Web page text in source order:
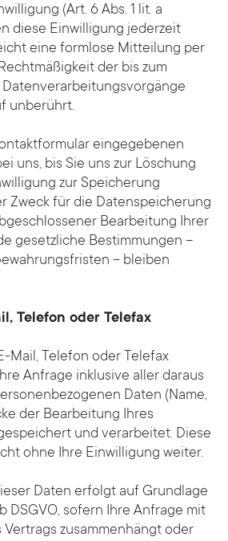
(Art. 6 Abs. 1 lit. a
diese Einwilligung jederzeit
eine formlose Mitteilung per
der bis zum
unberührt.
eingegebenen
uns, bis Sie uns zur Löschung
zur Speicherung
Zweck für die Datenspeicherung
Bearbeitung Ihrer
gesetzliche Bestimmungen –
– bleiben
Telefon oder Telefax
Mail, Telefon oder Telefax
Anfrage inklusive aller daraus
Daten (Name,
der Bearbeitung Ihres
und verarbeitet. Diese
ohne Ihre Einwilligung weiter.
Daten erfolgt auf Grundlage
DSGVO, sofern Ihre Anfrage mit
zusammenhängt oder